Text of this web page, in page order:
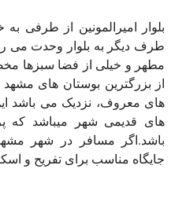
بلوار امیرالمونین از طرفی
طرف دیگر به بلوار وحدت می
مطهر و خیلی از فضا سبزها
از بزرگترین بوستان های
های معروف، نزدیک می باشد
های قدیمی شهر میباشد
باشد.اگر مسافر در شهر
جایگاه مناسب برای تفریح و